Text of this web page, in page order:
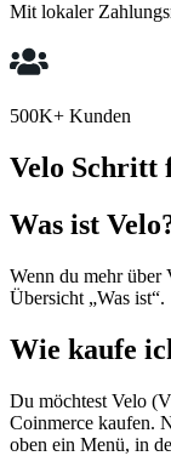
Mit lokaler
500K+ Kunden
Velo Schritt
Was ist
Wenn du mehr über
Übersicht „Was ist“.
Wie kaufe
Du möchtest Velo
Coinmerce kaufen.
oben ein Menü, in